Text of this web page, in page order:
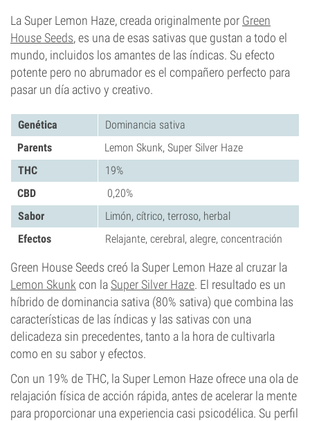
La Super Lemon Haze, creada originalmente por Green
House Seeds, es una de esas sativas que gustan a todo el
mundo, incluidos los amantes de las índicas. Su efecto
potente pero no abrumador es el compañero perfecto para
pasar un día activo y creativo.
Genética
Dominancia sativa
Parents
Lemon Skunk, Super Silver Haze
THC
19%
CBD
0,20%
Sabor
Limón, cítrico, terroso, herbal
Efectos
Relajante, cerebral, alegre, concentración
Green House Seeds creó la Super Lemon Haze al cruzar la
Lemon Skunk con la Super Silver Haze. El resultado es un
híbrido de dominancia sativa (80% sativa) que combina las
características de las índicas y las sativas con una
delicadeza sin precedentes, tanto a la hora de cultivarla
como en su sabor y efectos.
Con un 19% de THC, la Super Lemon Haze ofrece una ola de
relajación física de acción rápida, antes de acelerar la mente
para proporcionar una experiencia casi psicodélica. Su perfil